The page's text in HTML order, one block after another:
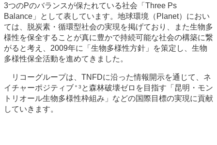
3つのPのバランスが保たれている社会「Three Ps
Balance」として表しています。地球環境（Planet）におい
ては、脱炭素・循環型社会の実現を掲げており、また生物多
様性を保全することが真に豊かで持続可能な社会の構築に繋
がると考え、2009年に「生物多様性方針」を策定し、生物
多様性保全活動を進めてきました。
リコーグループは、TNFDに沿った情報開示を通じて、ネ
イチャーポジティブ ＊3 と森林破壊ゼロを目指す「昆明・モン
トリオール生物多様性枠組み」などの国際目標の実現に貢献
していきます。